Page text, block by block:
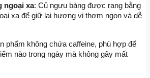
ngoại xa: Củ ngưu bàng được rang bằng
xa để giữ lại hương vị thơm ngon và dễ
phẩm không chứa caffeine, phù hợp để
nào trong ngày mà không gây mất